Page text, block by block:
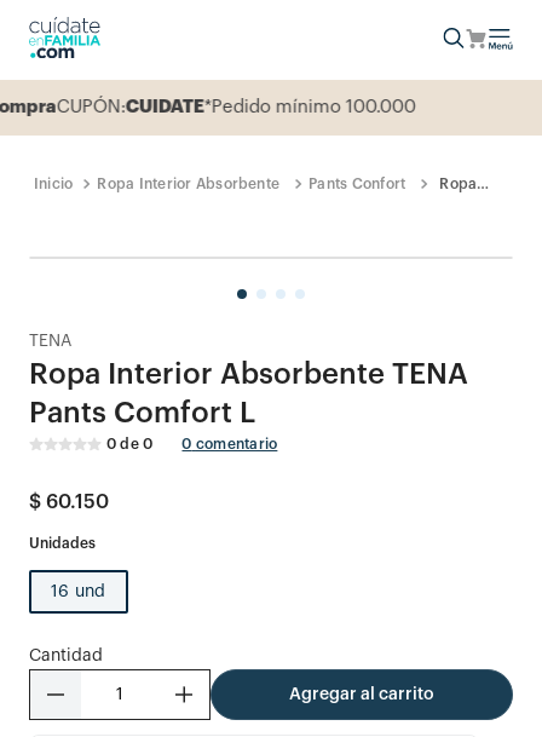
CUPÓN:CUIDATE*Pedido mínimo 100.000
Ropa Interior Absorbente Pants Confort
Ropa
TENA
TENA
Ropa Interior Absorbente TENA
Pants Comfort L
0 de0 0 comentario
$ 60.150
16 und
Cantidad
＋
－ Agregar al carrito